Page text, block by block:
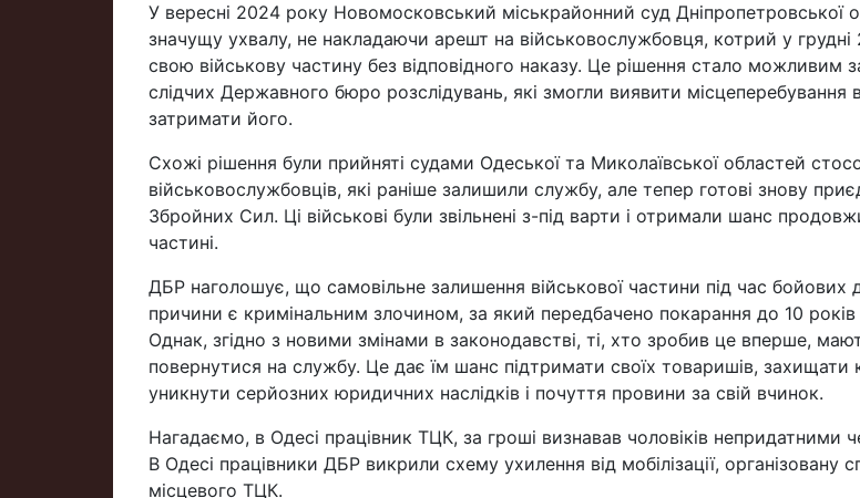
У вересні 2024 року Новомосковський міськрайонний суд Дніпропетровської
значущу ухвалу, не накладаючи арешт на військовослужбовця, котрий у
свою військову частину без відповідного наказу. Це рішення стало можливим
слідчих Державного бюро розслідувань, які змогли виявити місцеперебування
затримати його.
Схожі рішення були прийняті судами Одеської та Миколаївської областей
військовослужбовців, які раніше залишили службу, але тепер готові знову
Збройних Сил. Ці військові були звільнені з-під варти і отримали шанс
частині.
ДБР наголошує, що самовільне залишення військової частини під час бойових
причини є кримінальним злочином, за який передбачено покарання до 10 років
Однак, згідно з новими змінами в законодавстві, ті, хто зробив це вперше,
повернутися на службу. Це дає їм шанс підтримати своїх товаришів, захищати
уникнути серйозних юридичних наслідків і почуття провини за свій вчинок.
Нагадаємо, в Одесі працівник ТЦК, за гроші визнавав чоловіків непридатними
В Одесі працівники ДБР викрили схему ухилення від мобілізації, організовану
місцевого ТЦК.